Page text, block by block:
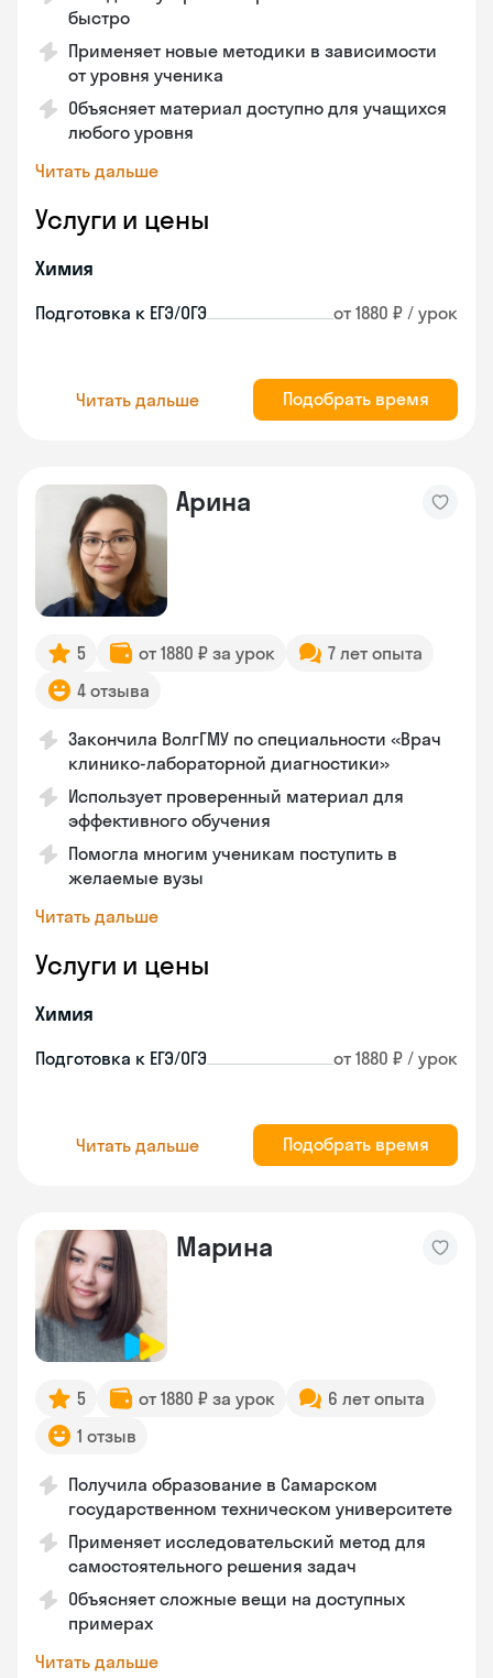
быстро
Применяет новые методики в зависимости
от уровня ученика
Объясняет материал доступно для учащихся
любого уровня
Читать дальше
Услуги и цены
Химия
Подготовка к ЕГЭ/ОГЭ от 1880 ₽ / урок
Читать дальше Подобрать время
Арина
5 от 1880 ₽ за урок
7 лет опыта
4 отзыва
Закончила ВолгГМУ по специальности «Врач
клинико-лабораторной диагностики»
Использует проверенный материал для
эффективного обучения
Помогла многим ученикам поступить в
желаемые вузы
Читать дальше
Услуги и цены
Химия
Подготовка к ЕГЭ/ОГЭ от 1880 ₽ / урок
Читать дальше Подобрать время
Марина
5 от 1880 ₽ за урок
6 лет опыта
1 отзыв
Получила образование в Самарском
государственном техническом университете
Применяет исследовательский метод для
самостоятельного решения задач
Объясняет сложные вещи на доступных
примерах
Читать дальше